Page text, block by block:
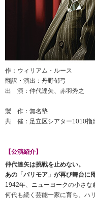
作：ウィリアム・ルース
翻訳・演出：丹野郁弓
出 演：仲代達矢、赤羽秀之
製 作：無名塾
共 催：足立区シアター1010指
【公演紹介】
仲代達矢は挑戦を止めない。
あの「バリモア」が再び舞台に
1942年、ニューヨークの小さな
何代も続く芸能一家に育ち、ハ